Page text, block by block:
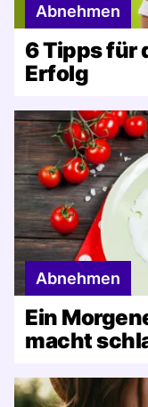
Abnehmen
6 Tipps für
Erfolg
Abnehmen
Ein
macht